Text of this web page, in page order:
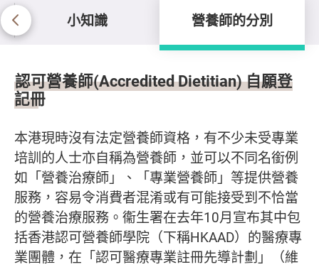
小知識 營養師的分別
認可營養師(Accredited Dietitian) 自願登
記冊
本港現時沒有法定營養師資格，有不少未受專業
培訓的人士亦自稱為營養師，並可以不同名銜例
如「營養治療師」、「專業營養師」等提供營養
服務，容易令消費者混淆或有可能接受到不恰當
的營養治療服務。衞生署在去年10月宣布其中包
括香港認可營養師學院（下稱HKAAD）的醫療專
業團體，在「認可醫療專業註冊先導計劃」（維